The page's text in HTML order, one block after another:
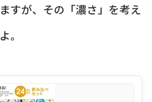
すが、その「濃さ」を考え
。